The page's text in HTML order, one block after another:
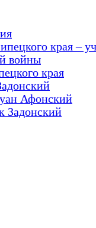
края –
войны
края
Афонский
Задонский